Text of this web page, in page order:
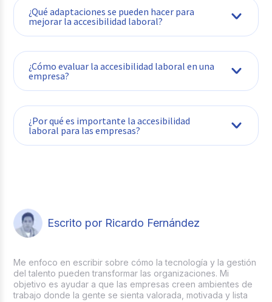
¿Qué adaptaciones se pueden hacer para
mejorar la accesibilidad laboral?
¿Cómo evaluar la accesibilidad laboral en una
empresa?
¿Por qué es importante la accesibilidad
laboral para las empresas?
Escrito por Ricardo Fernández
Me enfoco en escribir sobre cómo la tecnología y la gestión
del talento pueden transformar las organizaciones. Mi
objetivo es ayudar a que las empresas creen ambientes de
trabajo donde la gente se sienta valorada, motivada y lista